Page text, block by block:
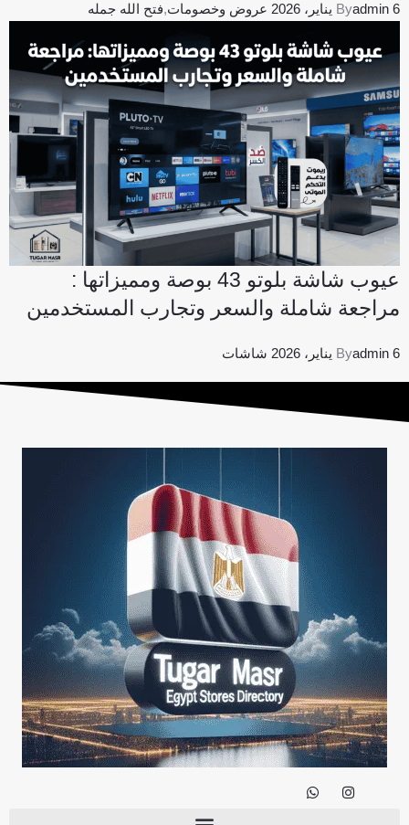
Byadmin 6 يناير، 2026 عروض وخصومات,فتح الله جمله
عيوب شاشة بلوتو 43 بوصة ومميزاتها :
مراجعة شاملة والسعر وتجارب المستخدمين
Byadmin 6 يناير، 2026 شاشات